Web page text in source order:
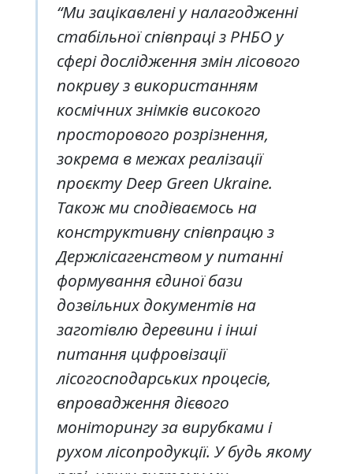
“Ми зацікавлені у налагодженні
стабільної співпраці з РНБО у
сфері дослідження змін лісового
покриву з використанням
космічних знімків високого
просторового розрізнення,
зокрема в межах реалізації
проєкту Deep Green Ukraine.
Також ми сподіваємось на
конструктивну співпрацю з
Держлісагенством у питанні
формування єдиної бази
дозвільних документів на
заготівлю деревини і інші
питання цифровізації
лісогосподарських процесів,
впровадження дієвого
моніторингу за вирубками і
рухом лісопродукції. У будь якому